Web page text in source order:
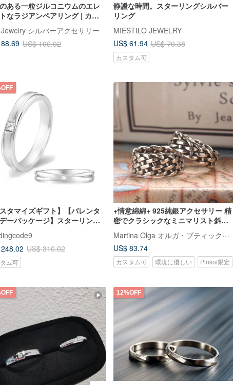
ある一粒ジルコニウムのエレ
なラジアンペアリング | カッ
ング。私室のリング。テール
シルバーアクセサリー
US$ 106.02
静謐な時間。スターリングシルバー
リング
MIESTILO JEWELRY
US$ 61.94 US$ 70.38
カスタム可
スタマイズギフト】【バレンタ
ーパッケージ】スターリング
バーリングコンビネーション
(リアルダイヤモンド)
US$ 310.02
ム可
+情意綿綿+ 925純銀アクセサリー 精
密でクラシックなミニマリスト斜め
編みデザインのカップルリング 個性
的なリング
Martina Olga オルガ・ブティックスタジオ
US$ 83.74
カスタム可 環境に優しい Pinkoi限定
12%OFF